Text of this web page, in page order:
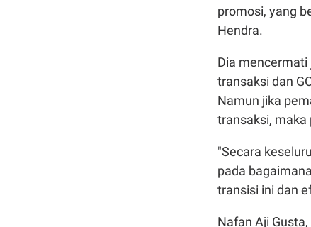
promosi, yang
Hendra.
Dia
transaksi dan
Namun jika
transaksi, maka
"Secara
pada
transisi ini dan
Nafan Aji